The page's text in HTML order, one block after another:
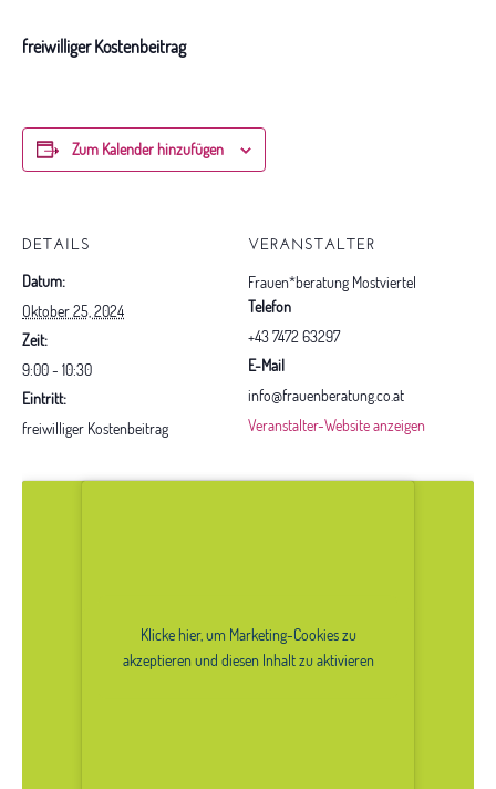
freiwilliger Kostenbeitrag
Zum Kalender hinzufügen
DETAILS
Datum:
Oktober 25, 2024
Zeit:
9:00 - 10:30
Eintritt:
freiwilliger Kostenbeitrag
VERANSTALTER
Frauen*beratung Mostviertel
Telefon
+43 7472 63297
E-Mail
info@frauenberatung.co.at
Veranstalter-Website anzeigen
akzeptieren und diesen Inhalt zu
aktivieren
Klicke hier, um Marketing-Cookies zu
akzeptieren und diesen Inhalt zu aktivieren